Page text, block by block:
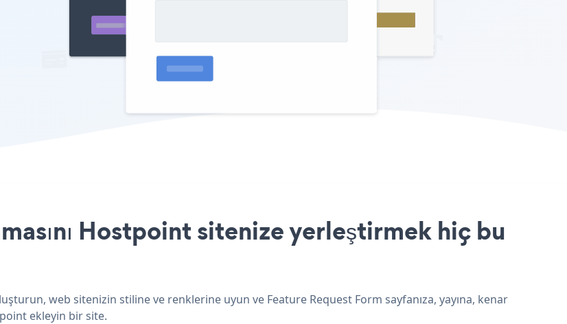
Hostpoint sitenize yerleştirmek hiç bu
web sitenizin stiline ve renklerine uyun ve Feature Request Form sayfanıza, yayına, kenar
ekleyin bir site.